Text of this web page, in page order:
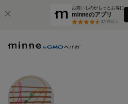
お買いものがもっとお得に
minneのアプリ
3万件以上